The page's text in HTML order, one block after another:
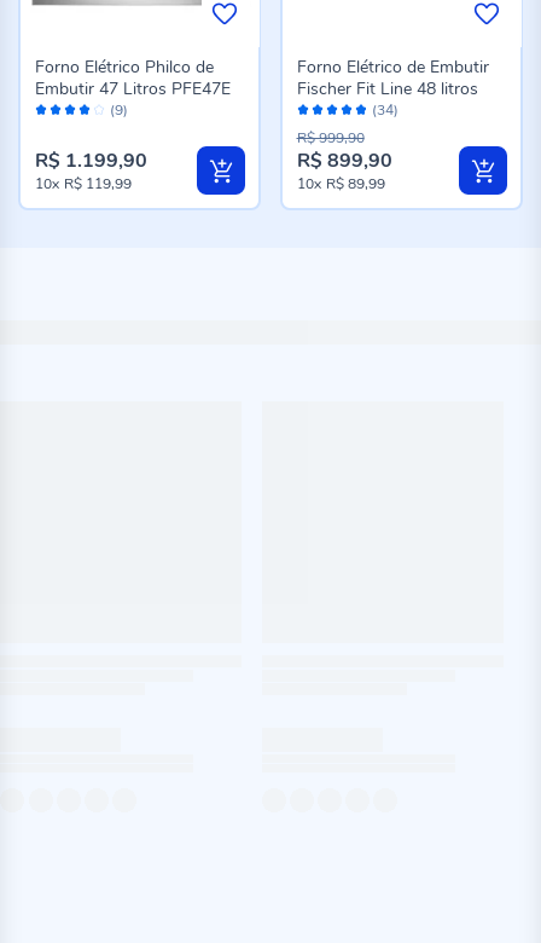
Avaliação: (9)
Forno Elétrico Philco de
Embutir 47 Litros PFE47E
R$ 1.199,90
10x R$ 119,99
Avaliação:
96%
(34)
Forno Elétrico de Embutir
Fischer Fit Line 48 litros
R$ 899,90
R$ 999,90
10x R$ 89,99